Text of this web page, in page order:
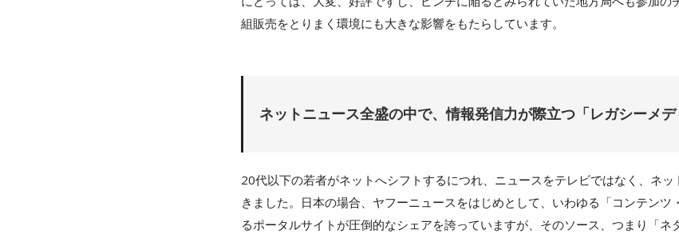
組販売をとりまく環境にも大きな影響をもたらしています。
ネットニュース全盛の中で、情報発信力が際立つ「レガシーメデ
20代以下の若者がネットへシフトするにつれ、ニュースをテレビではなく、ネッ
きました。日本の場合、ヤフーニュースをはじめとして、いわゆる「コンテンツ
るポータルサイトが圧倒的なシェアを誇っていますが、そのソース、つまり「ネ